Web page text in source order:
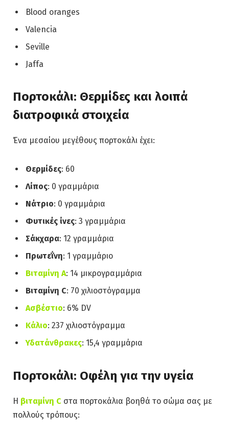
Blood oranges
Valencia
Seville
Jaffa
Πορτοκάλι: Θερμίδες και λοιπά
διατροφικά στοιχεία
Ένα μεσαίου μεγέθους πορτοκάλι έχει:
Θερμίδες: 60
Λίπος: 0 γραμμάρια
Νάτριο: 0 γραμμάρια
Φυτικές ίνες: 3 γραμμάρια
Σάκχαρα: 12 γραμμάρια
Πρωτεΐνη: 1 γραμμάριο
Βιταμίνη Α: 14 μικρογραμμάρια
Βιταμίνη C: 70 χιλιοστόγραμμα
Ασβέστιο: 6% DV
Κάλιο: 237 χιλιοστόγραμμα
Υδατάνθρακες: 15,4 γραμμάρια
Πορτοκάλι: Οφέλη για την υγεία
Η βιταμίνη C στα πορτοκάλια βοηθά το σώμα σας με
πολλούς τρόπους: